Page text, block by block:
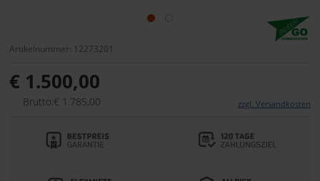
Artikelnummer: 12273201
€ 1.500,00
Brutto:€ 1.785,00 zzgl. Versandkosten